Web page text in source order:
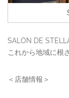
SALON DE
これから地域に根
＜店舗情報＞